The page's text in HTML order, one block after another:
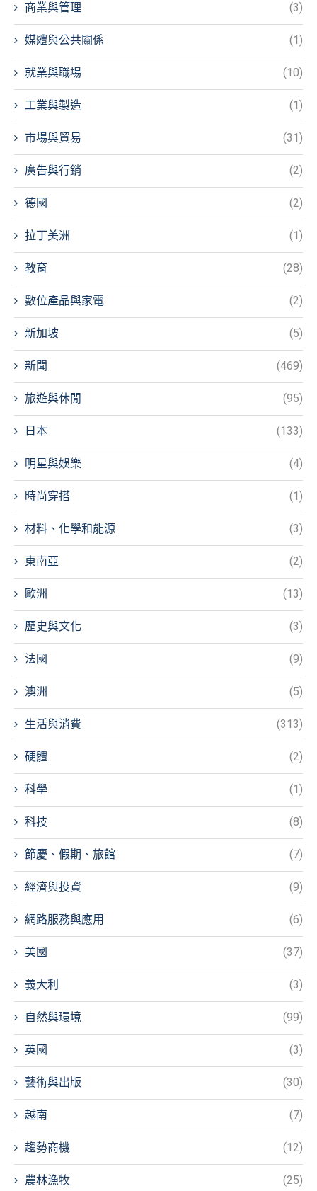
商業與管理 (3)
媒體與公共關係 (1)
就業與職場 (10)
工業與製造 (1)
市場與貿易 (31)
廣告與行銷 (2)
德國 (2)
拉丁美洲 (1)
教育 (28)
數位產品與家電 (2)
新加坡 (5)
新聞 (469)
旅遊與休閒 (95)
日本 (133)
明星與娛樂 (4)
時尚穿搭 (1)
材料、化學和能源 (3)
東南亞 (2)
歐洲 (13)
歷史與文化 (3)
法國 (9)
澳洲 (5)
生活與消費 (313)
硬體 (2)
科學 (1)
科技 (8)
節慶、假期、旅館 (7)
經濟與投資 (9)
網路服務與應用 (6)
美國 (37)
義大利 (3)
自然與環境 (99)
英國 (3)
藝術與出版 (30)
越南 (7)
趨勢商機 (12)
農林漁牧 (25)